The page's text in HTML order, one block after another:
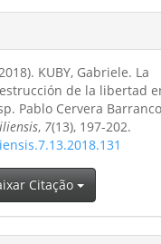
KUBY, Gabriele. La
de la libertad
Pablo Cervera
, 7(13), 197-202.
Citação